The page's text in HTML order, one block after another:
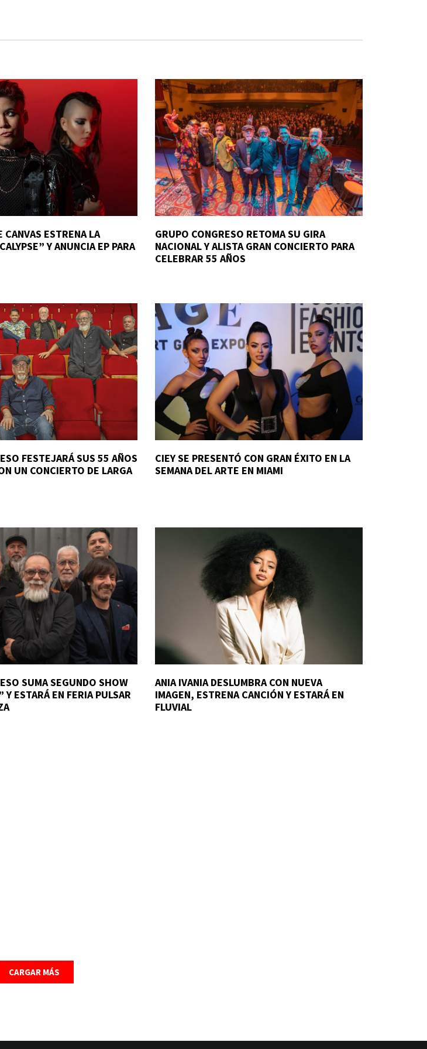
CANVAS ESTRENA LA
Y ANUNCIA EP PARA
GRUPO CONGRESO RETOMA SU GIRA
NACIONAL Y ALISTA GRAN CONCIERTO PARA
CELEBRAR 55 AÑOS
FESTEJARÁ SUS 55 AÑOS
UN CONCIERTO DE LARGA
CIEY SE PRESENTÓ CON GRAN ÉXITO EN LA
SEMANA DEL ARTE EN MIAMI
SUMA SEGUNDO SHOW
Y ESTARÁ EN FERIA PULSAR
ANIA IVANIA DESLUMBRA CON NUEVA
IMAGEN, ESTRENA CANCIÓN Y ESTARÁ EN
FLUVIAL
CARGAR MÁS